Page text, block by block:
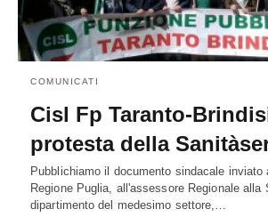
COMUNICATI
Cisl Fp Taranto-
protesta della
Pubblichiamo il documento sindacale inviato
Regione Puglia, all'assessore Regionale alla
dipartimento del medesimo settore,…